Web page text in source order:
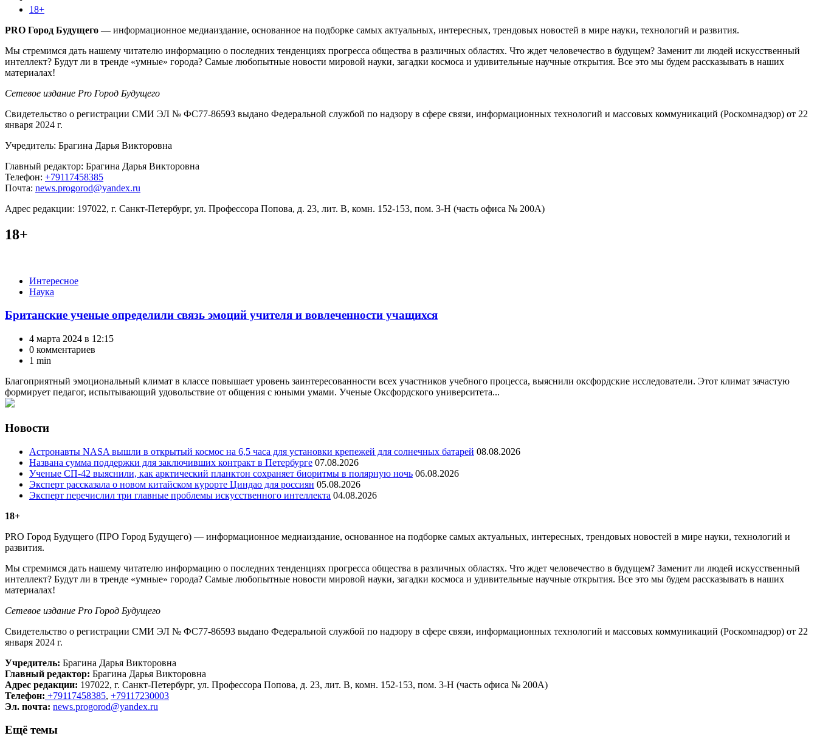
18+
PRO Город Будущего — информационное медиаиздание, основанное на подборке самых актуальных, интересных, трендовых новостей в мире науки, технологий и развития.
Мы стремимся дать нашему читателю информацию о последних тенденциях прогресса общества в различных областях. Что ждет человечество в будущем? Заменит ли людей искусственный
интеллект? Будут ли в тренде «умные» города? Самые любопытные новости мировой науки, загадки космоса и удивительные научные открытия. Все это мы будем рассказывать в наших
материалах!
Сетевое издание Pro Город Будущего
Свидетельство о регистрации СМИ ЭЛ № ФС77-86593 выдано Федеральной службой по надзору в сфере связи, информационных технологий и массовых коммуникаций (Роскомнадзор) от 22
января 2024 г.
Учредитель: Брагина Дарья Викторовна
Главный редактор: Брагина Дарья Викторовна
Телефон: +79117458385
Почта: news.progorod@yandex.ru
Адрес редакции: 197022, г. Санкт-Петербург, ул. Профессора Попова, д. 23, лит. В, комн. 152-153, пом. 3-Н (часть офиса № 200А)
18+
КатегорииИнтересное
Наука
Британские ученые определили связь эмоций учителя и вовлеченности учащихся
4 марта 2024 в 12:15
0 комментариев
1 min
Благоприятный эмоциональный климат в классе повышает уровень заинтересованности всех участников учебного процесса, выяснили оксфордские исследователи. Этот климат зачастую
формирует педагог, испытывающий удовольствие от общения с юными умами. Ученые Оксфордского университета...
Новости
Астронавты NASA вышли в открытый космос на 6,5 часа для установки крепежей для солнечных батарей 08.08.2026
Названа сумма поддержки для заключивших контракт в Петербурге 07.08.2026
Ученые СП-42 выяснили, как арктический планктон сохраняет биоритмы в полярную ночь 06.08.2026
Эксперт рассказала о новом китайском курорте Циндао для россиян 05.08.2026
Эксперт перечислил три главные проблемы искусственного интеллекта 04.08.2026
18+
PRO Город Будущего (ПРО Город Будущего) — информационное медиаиздание, основанное на подборке самых актуальных, интересных, трендовых новостей в мире науки, технологий и
развития.
Мы стремимся дать нашему читателю информацию о последних тенденциях прогресса общества в различных областях. Что ждет человечество в будущем? Заменит ли людей искусственный
интеллект? Будут ли в тренде «умные» города? Самые любопытные новости мировой науки, загадки космоса и удивительные научные открытия. Все это мы будем рассказывать в наших
материалах!
Сетевое издание Рrо Город Будущего
Свидетельство о регистрации СМИ ЭЛ № ФС77-86593 выдано Федеральной службой по надзору в сфере связи, информационных технологий и массовых коммуникаций (Роскомнадзор) от 22
января 2024 г.
Учредитель: Брагина Дарья Викторовна
Главный редактор: Брагина Дарья Викторовна
Адрес редакции: 197022, г. Санкт-Петербург, ул. Профессора Попова, д. 23, лит. В, комн. 152-153, пом. 3-Н (часть офиса № 200А)
Телефон: +79117458385, +79117230003
Эл. почта: news.progorod@yandex.ru
Ещё темы